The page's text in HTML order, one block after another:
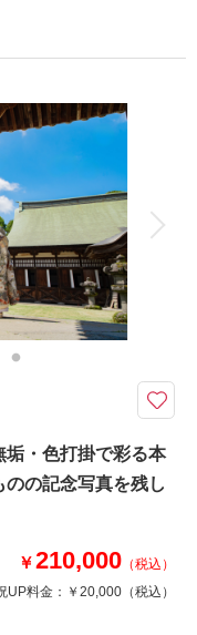
内スタジオ
撮影日の空き
新郎衣装1着
台紙付写真
ペットと撮影
金なし 和装小物ランクア
ンタル無料 髪飾りや撮影
せず撮影が可能です！
。和装が映えるセットも
の寒さにも関係なく撮影が
日
垢・色打掛で彩る本
の記念写真を残し
￥210,000 （税込）
UP料金： ￥20,000 （税込）